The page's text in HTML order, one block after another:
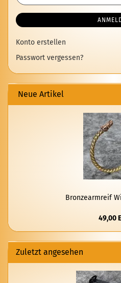
Konto erstellen
Passwort vergessen?
Neue Artikel
Bron­ze­arm­reif
49,00
Zuletzt angesehen